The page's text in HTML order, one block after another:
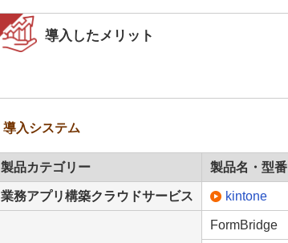
導入したメリット
導入システム
製品カテゴリー 製品名・型番
業務アプリ構築クラウドサービス kintone
FormBridge